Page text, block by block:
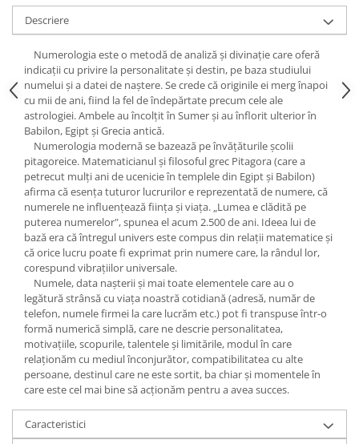
Viaţa de după moarte
Cristale
Supă de pui pentru suflet
Yoga
Oracol
Spiritualitate şi ştiinţă
Fără categorie
Cunoaștere
Descriere
Numerologia este o metodă de analiză şi divinaţie care oferă
indicaţii cu privire la personalitate şi destin, pe baza studiului
numelui şi a datei de naştere. Se crede că originile ei merg înapoi
cu mii de ani, fiind la fel de îndepărtate precum cele ale
astrologiei. Ambele au încolţit în Sumer şi au înflorit ulterior în
Babilon, Egipt şi Grecia antică.
Numerologia modernă se bazează pe învăţăturile şcolii
pitagoreice. Matematicianul şi filosoful grec Pitagora (care a
petrecut mulţi ani de ucenicie în templele din Egipt şi Babilon)
afirma că esenţa tuturor lucrurilor e reprezentată de numere, că
numerele ne influenţează fiinţa şi viaţa. „Lumea e clădită pe
puterea numerelor", spunea el acum 2.500 de ani. Ideea lui de
bază era că întregul univers este compus din relaţii matematice şi
că orice lucru poate fi exprimat prin numere care, la rândul lor,
corespund vibraţiilor universale.
Numele, data naşterii şi mai toate elementele care au o
legătură strânsă cu viaţa noastră cotidiană (adresă, număr de
telefon, numele firmei la care lucrăm etc.) pot fi transpuse într-o
formă numerică simplă, care ne descrie personalitatea,
motivaţiile, scopurile, talentele şi limitările, modul în care
relaţionăm cu mediul înconjurător, compatibilitatea cu alte
persoane, destinul care ne este sortit, ba chiar şi momentele în
care este cel mai bine să acţionăm pentru a avea succes.
Caracteristici